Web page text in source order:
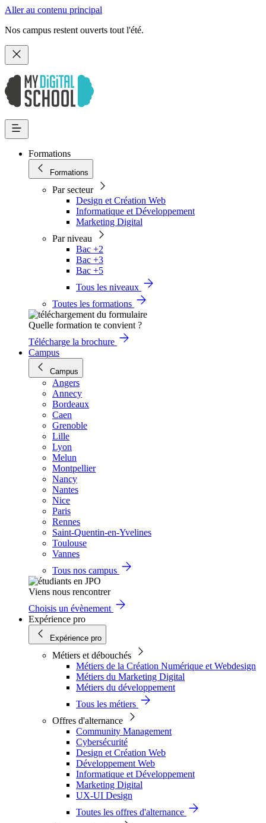
Aller au contenu principal
Nos campus restent ouverts tout l'été.
Formations
Formations
Par secteur
Design et Création Web
Informatique et Développement
Marketing Digital
Par niveau
Bac +2
Bac +3
Bac +5
Tous les niveaux
Toutes les formations
Quelle formation te convient ?
Télécharge la brochure
Campus
Campus
Angers
Annecy
Bordeaux
Caen
Grenoble
Lille
Lyon
Melun
Montpellier
Nancy
Nantes
Nice
Paris
Rennes
Saint-Quentin-en-Yvelines
Toulouse
Vannes
Tous nos campus
Viens nous rencontrer
Choisis un évènement
Expérience pro
Expérience pro
Métiers et débouchés
Métiers de la Création Numérique et Webdesign
Métiers du Marketing Digital
Métiers du développement
Tous les métiers
Offres d'alternance
Community Management
Cybersécurité
Design et Création Web
Développement Web
Informatique et Développement
Marketing Digital
UX-UI Design
Toutes les offres d'alternance